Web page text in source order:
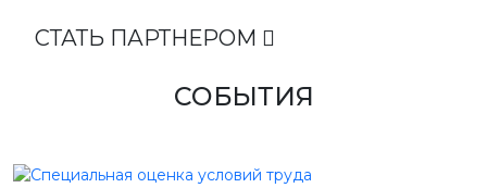
СТАТЬ ПАРТНЕРОМ
СОБЫТИЯ